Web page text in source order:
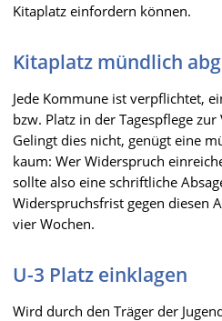
Kitaplatz einfordern können.
Kitaplatz mündlich
Jede Kommune ist verpflichtet,
bzw. Platz in der Tagespflege
Gelingt dies nicht, genügt eine
kaum: Wer Widerspruch
sollte also eine schriftliche
Widerspruchsfrist gegen diesen
vier Wochen.
U-3 Platz einklagen
Wird durch den Träger der